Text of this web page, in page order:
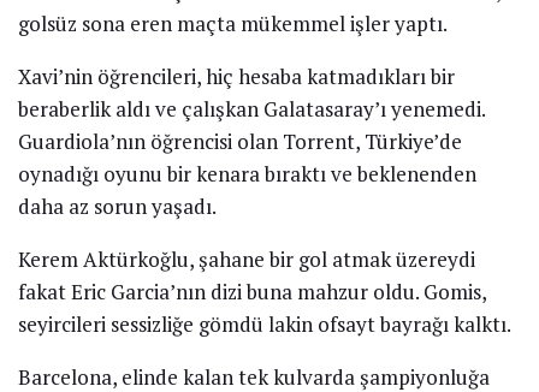
golsüz sona eren maçta mükemmel işler yaptı.
Xavi’nin öğrencileri, hiç hesaba katmadıkları bir
beraberlik aldı ve çalışkan Galatasaray’ı yenemedi.
Guardiola’nın öğrencisi olan Torrent, Türkiye’de
oynadığı oyunu bir kenara bıraktı ve beklenenden
daha az sorun yaşadı.
Kerem Aktürkoğlu, şahane bir gol atmak üzereydi
fakat Eric Garcia’nın dizi buna mahzur oldu. Gomis,
seyircileri sessizliğe gömdü lakin ofsayt bayrağı kalktı.
Barcelona, elinde kalan tek kulvarda şampiyonluğa